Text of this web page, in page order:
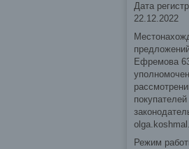
Дата
22.12.2022
Ефремова
Режим